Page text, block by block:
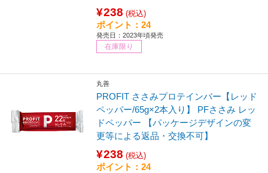
¥238 (税込)
ポイント：24
発売日：2023年頃発売
在庫限り
丸善
PROFIT ささみプロテインバー【レッド
ペッパー/65g×2本入り】 PFささみ レッ
ドペッパー 【パッケージデザインの変
更等による返品・交換不可】
¥238 (税込)
ポイント：24